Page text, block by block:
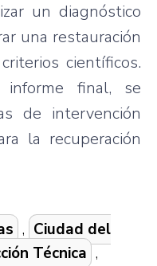
un diagnóstico
una restauración
científicos.
final, se
de intervención
la recuperación
, Ciudad del
Técnica ,